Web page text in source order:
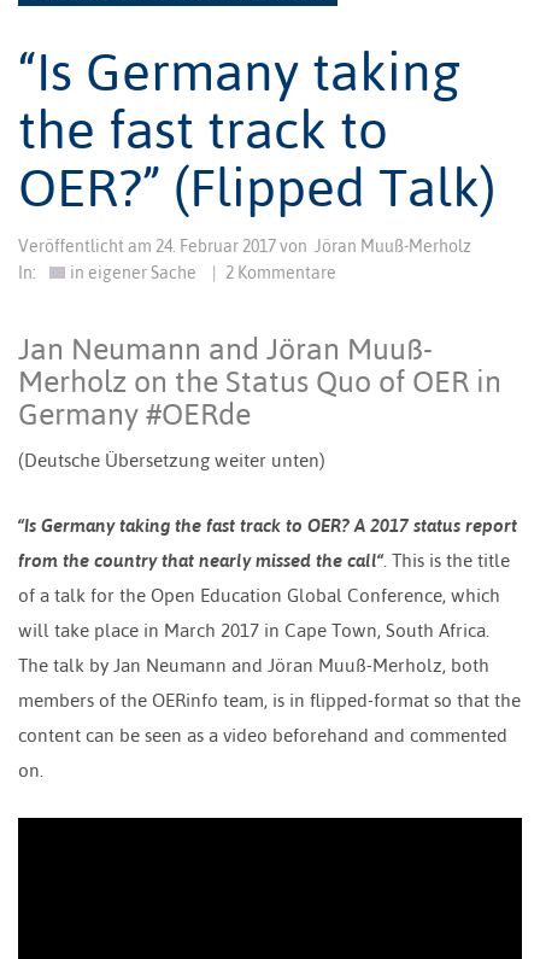
“Is Germany taking
the fast track to
OER?” (Flipped Talk)
Veröffentlicht am 24. Februar 2017von Jöran Muuß-Merholz
In:
in eigener Sache | 2 Kommentare
Jan Neumann and Jöran Muuß-
Merholz on the Status Quo of OER in
Germany #OERde
(Deutsche Übersetzung weiter unten)
“Is Germany taking the fast track to OER? A 2017 status report
from the country that nearly missed the call“. This is the title
of a talk for the Open Education Global Conference, which
will take place in March 2017 in Cape Town, South Africa.
The talk by Jan Neumann and Jöran Muuß-Merholz, both
members of the OERinfo team, is in flipped-format so that the
content can be seen as a video beforehand and commented
on.